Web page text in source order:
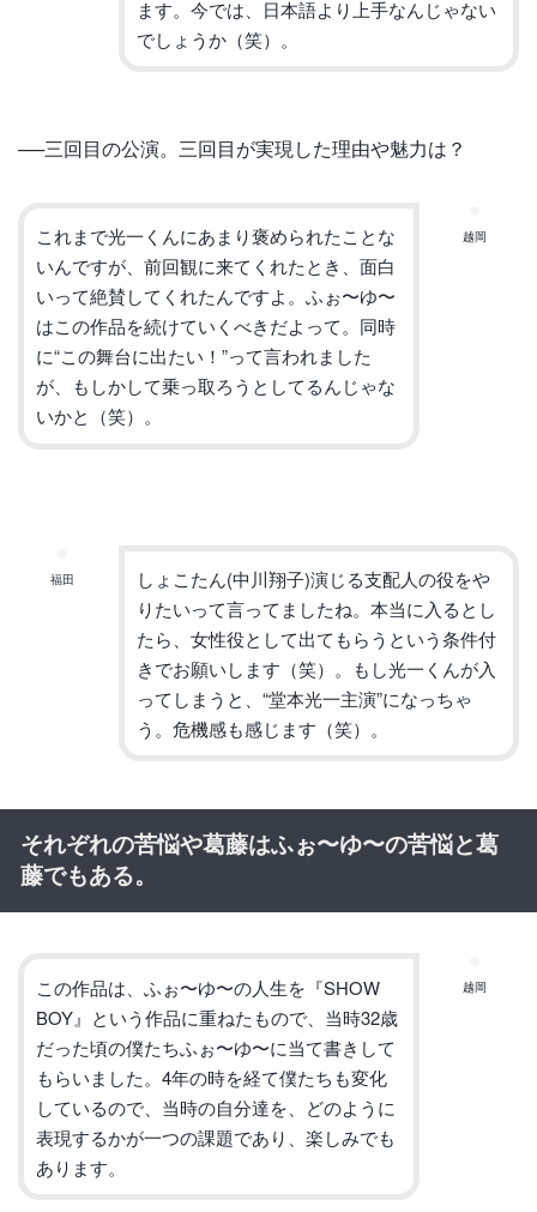
ます。今では、 日本語より上手なんじゃない
でしょうか（笑）。
──三回目の公演。三回目が実現した理由や魅力は？
越岡
これまで光一くんにあまり褒められたことな
いんですが、前回観に来てくれたとき、面白
いって絶賛してくれたんですよ。ふぉ〜ゆ〜
はこの作品を続けていくべきだよって。同時
に“この舞台に出たい！”って言われました
が、
もしかして乗っ取ろうとしてるんじゃな
いかと（笑）。
福田 しょこたん(中川翔子)演じる支配人の役をや
りたいって言ってましたね。 本当に入るとし
たら、 女性役として出てもらうという条件付
きでお願いします（笑）。
もし光一くんが入
ってしまうと、 “堂本光一主演”になっちゃ
う。 危機感も感じます（笑）。
それぞれの苦悩や葛藤はふぉ〜ゆ〜の苦悩と葛
藤でもある。
越岡
この作品は、ふぉ〜ゆ〜の人生を『SHOW
BOY』という作品に重ねたもので、当時32歳
だった頃の僕たちふぉ〜ゆ〜に当て書きして
もらいました。4年の時を経て僕たちも変化
しているので、当時の自分達を、 どのように
表現するかが一つの課題であり、楽しみでも
あります。